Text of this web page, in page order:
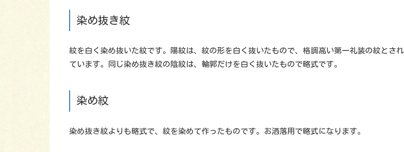
染め抜き紋
紋を白く染め抜いた紋です。陽紋は、紋の形を白く抜いたもので、格調高い第一礼装の紋とされ
ています。同じ染め抜き紋の陰紋は、輪郭だけを白く抜いたもので略式です。
染め紋
染め抜き紋よりも略式で、紋を染めて作ったものです。お洒落用で略式になります。